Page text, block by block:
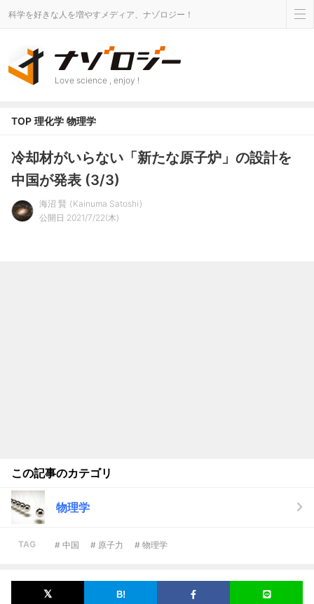
科学を好きな人を増やすメディア、ナゾロジー！
Love science , enjoy !
TOP 理化学 物理学
冷却材がいらない「新たな原子炉」の設計を
中国が発表 (3/3)
海沼 賢
Kainuma Satoshi
公開日 2021/7/22(木)
この記事のカテゴリ
物理学
TAG # 中国 # 原子力 # 物理学